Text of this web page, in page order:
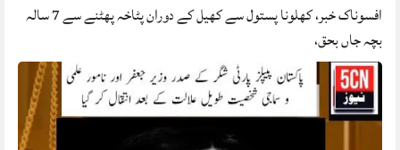
افسوناک خبر، کھلونا پستول سے کھیل کے دوران پٹاخہ پھٹنے سے 7 سالہ
بچہ جاں بحق،